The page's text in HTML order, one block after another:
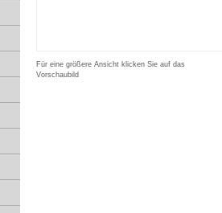
Für eine größere Ansicht klicken Sie auf das
Vorschaubild